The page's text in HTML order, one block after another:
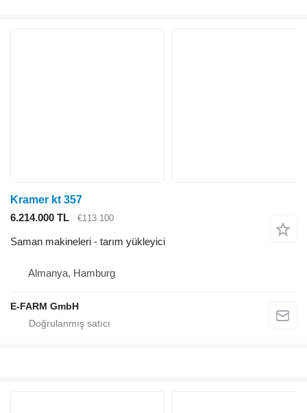
Kramer kt 357
6.214.000 TL
€113.100
Saman makineleri - tarım yükleyici
Almanya, Hamburg
E-FARM GmbH